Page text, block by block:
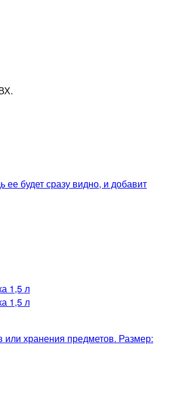
ее будет сразу видно, и добавит
или хранения предметов. Размер: